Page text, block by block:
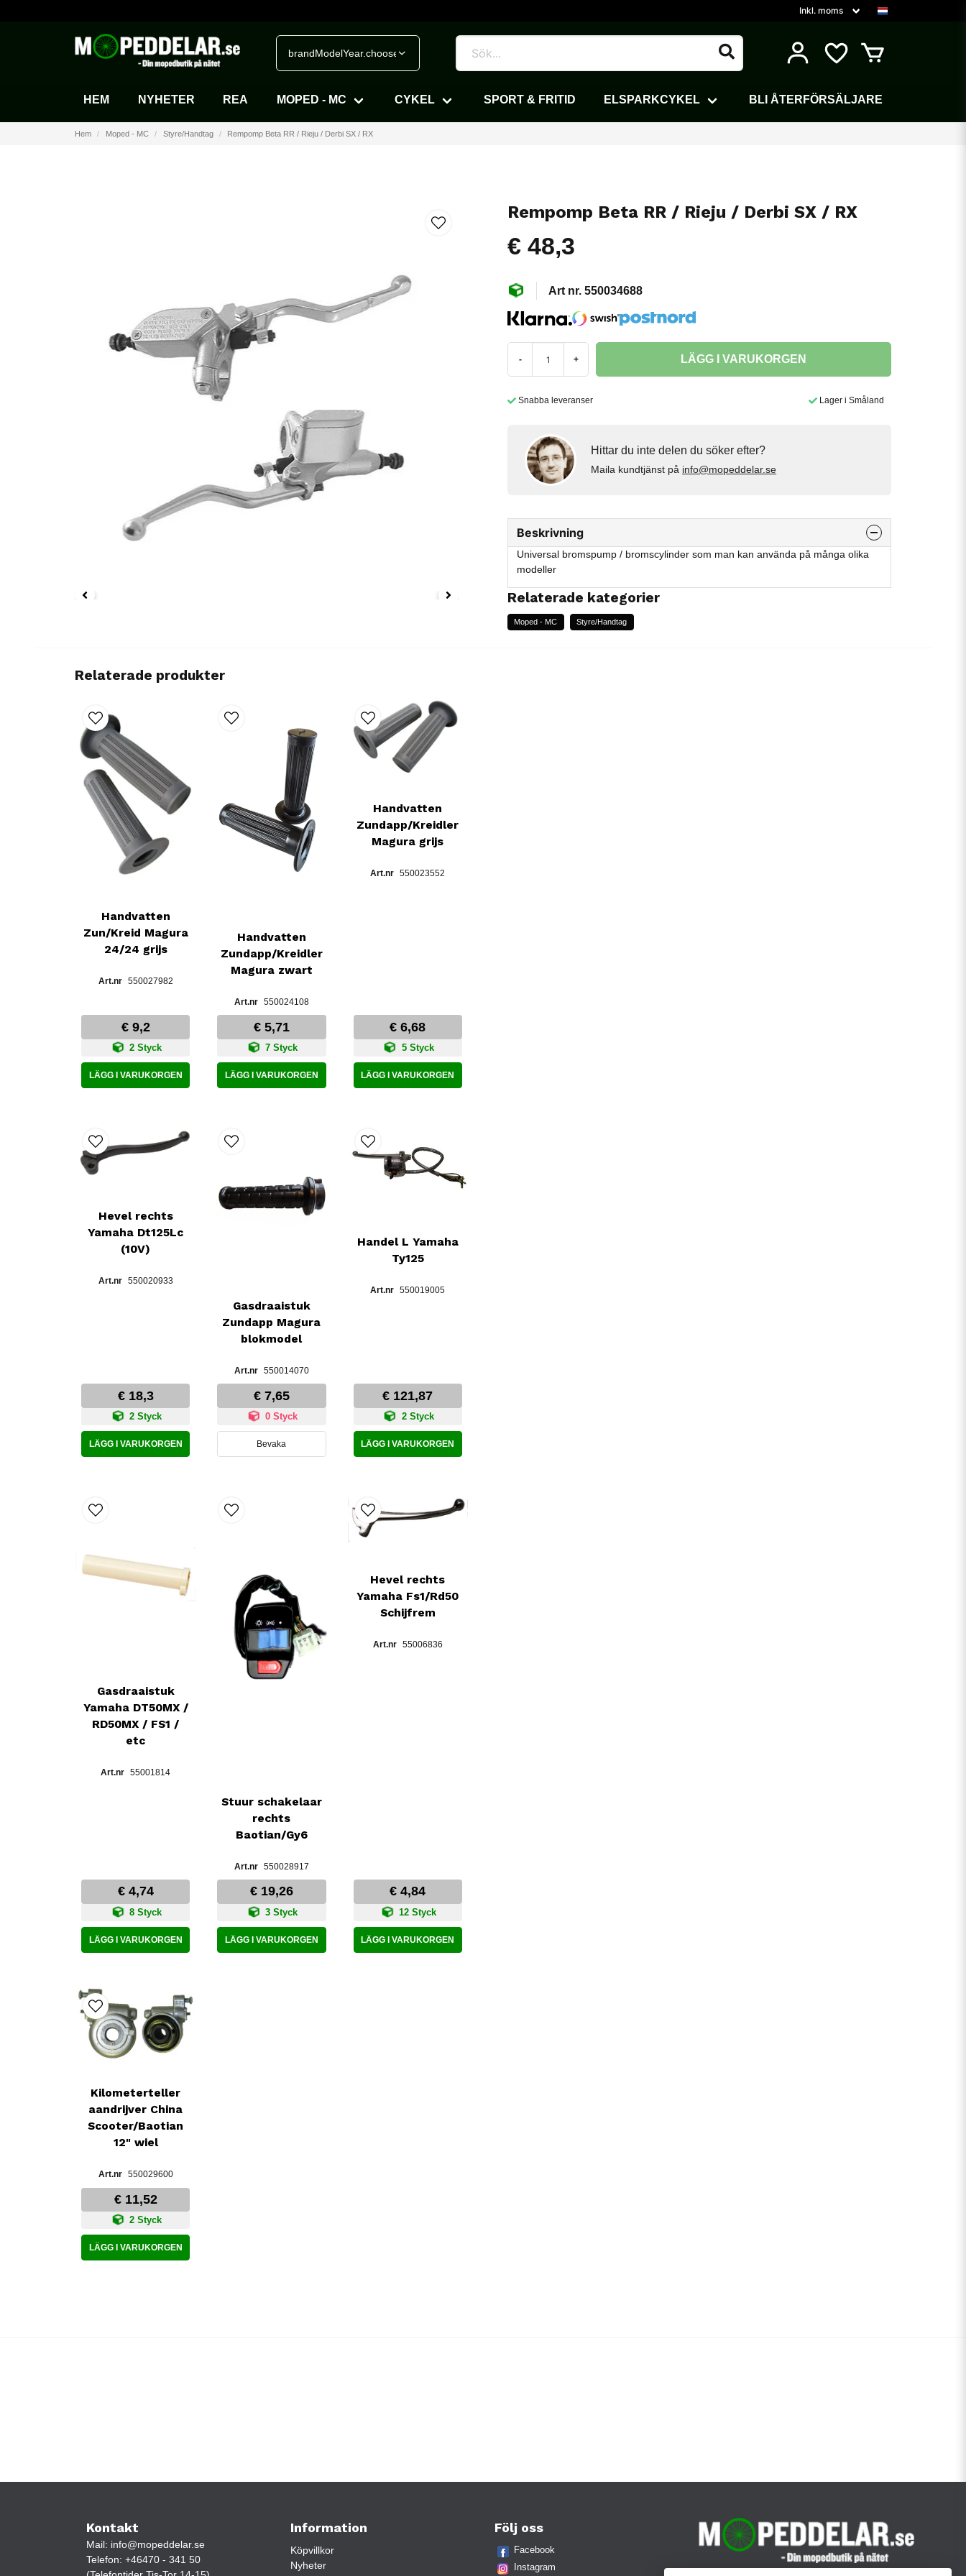
brandModelYear.chooseVehicle
HEM NYHETER REA MOPED - MC CYKEL SPORT & FRITID ELSPARKCYKEL BLI ÅTERFÖRSÄLJARE
Hem Moped - MC Styre/Handtag Rempomp Beta RR / Rieju / Derbi SX / RX
Rempomp Beta RR / Rieju / Derbi SX / RX
€ 48,3
550034688
- + LÄGG I VARUKORGEN
Snabba leveranser Lager i Småland
Hittar du inte delen du söker efter?
Maila kundtjänst på info@mopeddelar.se
Beskrivning
Universal bromspump / bromscylinder som man kan använda på många olika
modeller
Relaterade kategorier
Moped - MC Styre/Handtag
Relaterade produkter
Handvatten
Zun/Kreid Magura
24/24 grijs
550027982
€ 9,2
2 Styck
LÄGG I VARUKORGEN
Handvatten
Zundapp/Kreidler
Magura zwart
550024108
€ 5,71
7 Styck
LÄGG I VARUKORGEN
Handvatten
Zundapp/Kreidler
Magura grijs
550023552
€ 6,68
5 Styck
LÄGG I VARUKORGEN
Hevel rechts
Yamaha Dt125Lc
(10V)
550020933
€ 18,3
2 Styck
LÄGG I VARUKORGEN
Gasdraaistuk
Zundapp Magura
blokmodel
550014070
€ 7,65
0 Styck
Bevaka
Handel L Yamaha
Ty125
550019005
€ 121,87
2 Styck
LÄGG I VARUKORGEN
Gasdraaistuk
Yamaha DT50MX /
RD50MX / FS1 /
etc
55001814
€ 4,74
8 Styck
LÄGG I VARUKORGEN
Stuur schakelaar
rechts
Baotian/Gy6
550028917
€ 19,26
3 Styck
LÄGG I VARUKORGEN
Hevel rechts
Yamaha Fs1/Rd50
Schijfrem
55006836
€ 4,84
12 Styck
LÄGG I VARUKORGEN
Kilometerteller
aandrijver China
Scooter/Baotian
12" wiel
550029600
€ 11,52
2 Styck
LÄGG I VARUKORGEN
Kontakt
Mail: info@mopeddelar.se
Telefon: +46470 - 341 50
Information
Köpvillkor
Nyheter
Följ oss
Facebook
Instagram